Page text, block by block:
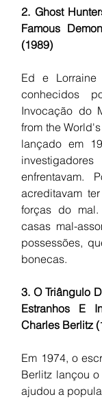
2. Ghost
Famous
(1989)
Ed e Lorraine
conhecidos
Invocação do
from the
lançado em
enfrentavam.
acreditavam
forças do
casas mal-
possessões,
bonecas.
3. O Triângulo
Estranhos E
Charles Berlitz
Em 1974, o
Berlitz lançou
ajudou a